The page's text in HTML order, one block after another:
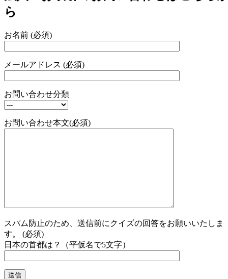
ら
お名前 (必須)
メールアドレス (必須)
お問い合わせ分類
お問い合わせ本文(必須)
スパム防止のため、送信前にクイズの回答をお願いいたしま
す。 (必須)
日本の首都は？（平仮名で5文字）